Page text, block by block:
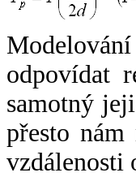
odpovídat
samotný
přesto
vzdálenosti